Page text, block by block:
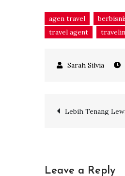
agen travel
travel agent
Post
Lebih Tenang
Leave a Reply